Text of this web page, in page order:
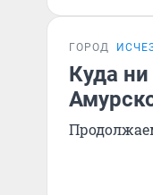
ГОРОД
Куда